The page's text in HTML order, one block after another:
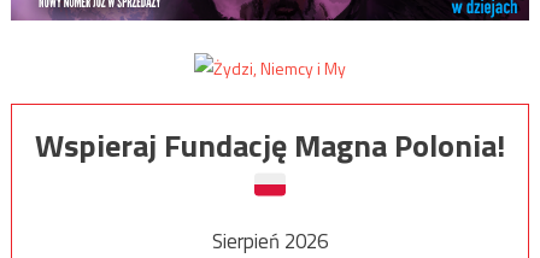
Wspieraj Fundację Magna Polonia!
Sierpień 2026